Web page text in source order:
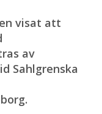
visat att
av
Sahlgrenska